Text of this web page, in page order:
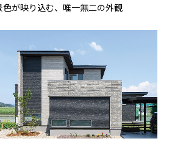
色が映り込む、唯一無二の外観